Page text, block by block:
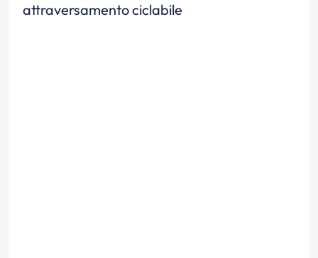
attraversamento ciclabile